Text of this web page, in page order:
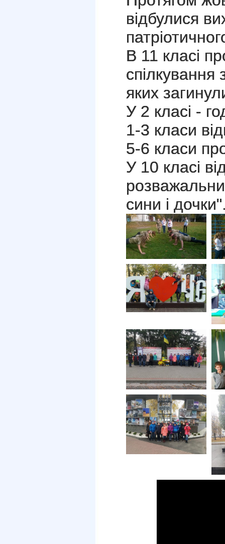
відбулися
В 11 класі
спілкування
яких
У 2 класі -
1-3 класи
5-6 класи
У 10 класі
сини і